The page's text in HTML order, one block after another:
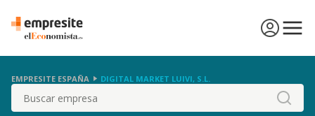
EMPRESITE ESPAÑA DIGITAL MARKET LUIVI, S.L.
Buscar